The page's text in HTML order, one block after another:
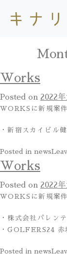
Works
Posted on 2022年
WORKSに新規案
・新宿スカイビル
Posted in news
Works
Posted on 2022年
WORKSに新規案
・株式会社パレン
・GOLFERS24 赤
Posted in news